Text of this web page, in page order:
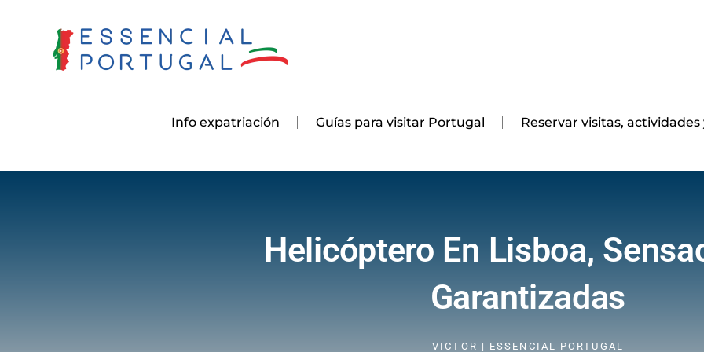
Info expatriación Guías para visitar Portugal Reservar visitas,
Helicóptero En Lisboa,
Garantizadas
VICTOR | ESSENCIAL PORTUGAL